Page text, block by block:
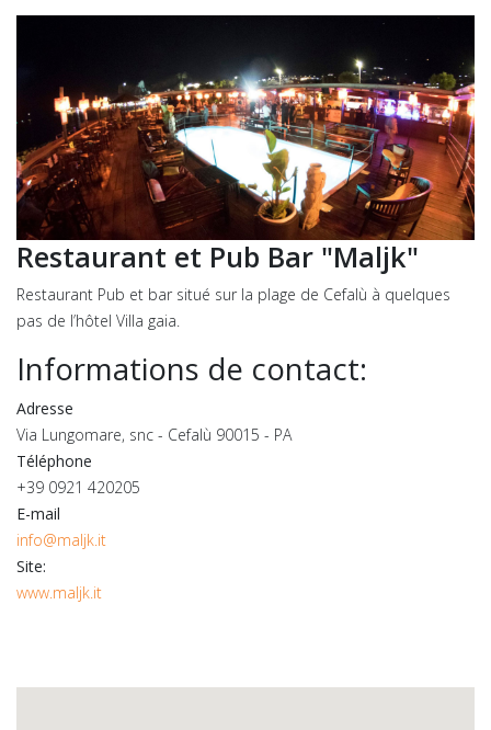
Restaurant et Pub Bar "Maljk"
Restaurant Pub et bar situé sur la plage de Cefalù à quelques
pas de l’hôtel Villa gaia.
Informations de contact:
Adresse
Via Lungomare, snc - Cefalù 90015 - PA
Téléphone
+39 0921 420205
E-mail
info@maljk.it
Site:
www.maljk.it